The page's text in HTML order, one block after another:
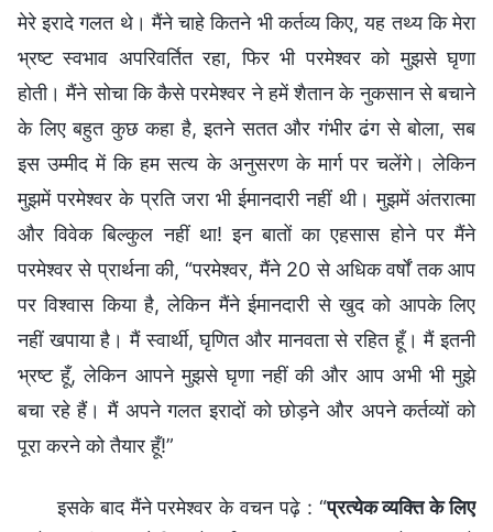
मेरे इरादे गलत थे। मैंने चाहे कितने भी कर्तव्य किए, यह तथ्य कि मेरा
भ्रष्ट स्वभाव अपरिवर्तित रहा, फिर भी परमेश्वर को मुझसे घृणा
होती। मैंने सोचा कि कैसे परमेश्वर ने हमें शैतान के नुकसान से बचाने
के लिए बहुत कुछ कहा है, इतने सतत और गंभीर ढंग से बोला, सब
इस उम्मीद में कि हम सत्य के अनुसरण के मार्ग पर चलेंगे। लेकिन
मुझमें परमेश्वर के प्रति जरा भी ईमानदारी नहीं थी। मुझमें अंतरात्मा
और विवेक बिल्कुल नहीं था! इन बातों का एहसास होने पर मैंने
परमेश्वर से प्रार्थना की, “परमेश्वर, मैंने 20 से अधिक वर्षों तक आप
पर विश्वास किया है, लेकिन मैंने ईमानदारी से खुद को आपके लिए
नहीं खपाया है। मैं स्वार्थी, घृणित और मानवता से रहित हूँ। मैं इतनी
भ्रष्ट हूँ, लेकिन आपने मुझसे घृणा नहीं की और आप अभी भी मुझे
बचा रहे हैं। मैं अपने गलत इरादों को छोड़ने और अपने कर्तव्यों को
पूरा करने को तैयार हूँ!”
इसके बाद मैंने परमेश्वर के वचन पढ़े : “प्रत्येक व्यक्ति के लिए